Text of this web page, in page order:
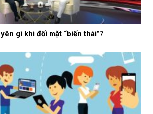
gì khi đối mặt “biến thái”?